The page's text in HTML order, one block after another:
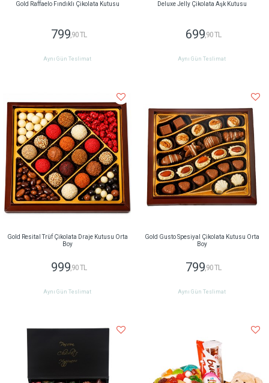
Gold Raffaelo Fındıklı Çikolata Kutusu
799,90 TL
Aynı Gün Teslimat
Deluxe Jelly Çikolata Aşk Kutusu
699,90 TL
Aynı Gün Teslimat
Gold Resital Trüf Çikolata Draje Kutusu Orta
Boy
999,90 TL
Aynı Gün Teslimat
Gold Gusto Spesiyal Çikolata Kutusu Orta
Boy
799,90 TL
Aynı Gün Teslimat